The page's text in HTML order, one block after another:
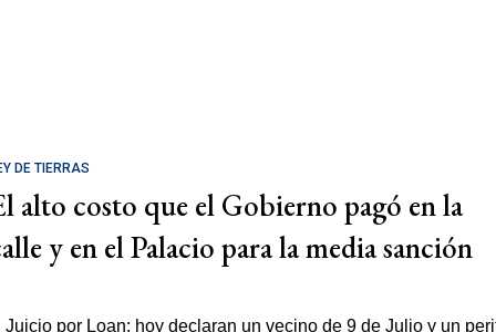
DE TIERRAS
alto costo que el Gobierno pagó en la
y en el Palacio para la media sanción